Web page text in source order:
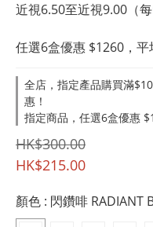
近視6.50至近視9.00（每
任選6盒優惠 $1260，
全店，指定產品購買滿
惠！
指定商品，任選6盒優惠
HK$300.00
HK$215.00
顏色 : 閃鑽啡 RADIANT